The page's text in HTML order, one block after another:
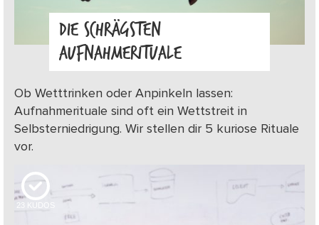
DIE SCHRÄGSTEN
AUFNAHMERITUALE
Ob Wetttrinken oder Anpinkeln lassen:
Aufnahmerituale sind oft ein Wettstreit in
Selbsterniedrigung. Wir stellen dir 5 kuriose Rituale
vor.
23 KUDOS